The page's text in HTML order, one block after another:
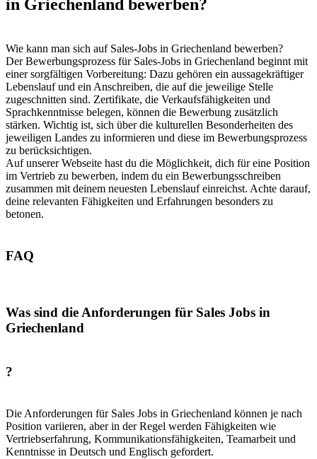
in Griechenland bewerben?
Wie kann man sich auf Sales-Jobs in Griechenland bewerben?
Der Bewerbungsprozess für Sales-Jobs in Griechenland beginnt mit
einer sorgfältigen Vorbereitung: Dazu gehören ein aussagekräftiger
Lebenslauf und ein Anschreiben, die auf die jeweilige Stelle
zugeschnitten sind. Zertifikate, die Verkaufsfähigkeiten und
Sprachkenntnisse belegen, können die Bewerbung zusätzlich
stärken. Wichtig ist, sich über die kulturellen Besonderheiten des
jeweiligen Landes zu informieren und diese im Bewerbungsprozess
zu berücksichtigen.
Auf unserer Webseite hast du die Möglichkeit, dich für eine Position
im Vertrieb zu bewerben, indem du ein Bewerbungsschreiben
zusammen mit deinem neuesten Lebenslauf einreichst. Achte darauf,
deine relevanten Fähigkeiten und Erfahrungen besonders zu
betonen.
FAQ
Was sind die Anforderungen für Sales Jobs in
Griechenland
?
Die Anforderungen für Sales Jobs in Griechenland können je nach
Position variieren, aber in der Regel werden Fähigkeiten wie
Vertriebserfahrung, Kommunikationsfähigkeiten, Teamarbeit und
Kenntnisse in Deutsch und Englisch gefordert.